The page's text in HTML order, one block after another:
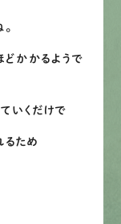
かかるようで
いくだけで
るため